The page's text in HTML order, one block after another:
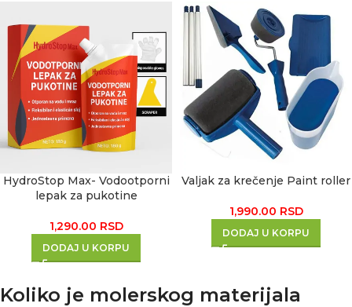
HydroStop Max- Vodootporni
lepak za pukotine
1,290.00 RSD
DODAJ U KORPU
Valjak za krečenje Paint roller
1,990.00 RSD
DODAJ U KORPU
Koliko je molerskog materijala